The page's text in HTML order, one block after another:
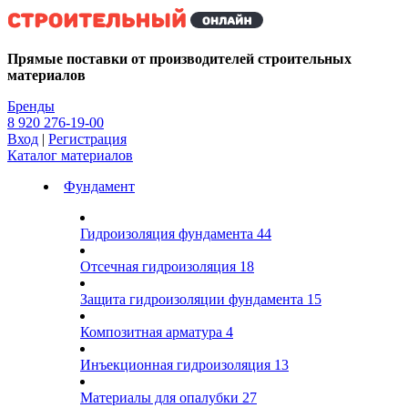
Kg
Прямые поставки от производителей строительных
материалов
Бренды
8 920 276-19-00
Вход | Регистрация
Каталог материалов
Фундамент
Гидроизоляция фундамента 44
Отсечная гидроизоляция 18
Защита гидроизоляции фундамента 15
Композитная арматура 4
Инъекционная гидроизоляция 13
Материалы для опалубки 27